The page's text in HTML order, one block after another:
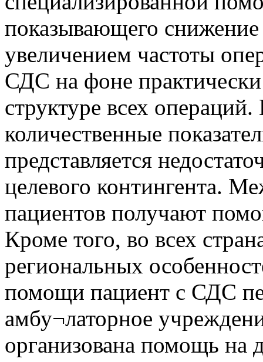
показывающего
увеличением частоты
СДС на фоне
структуре всех
количественные
представляется
целевого контингента.
пациентов получают
Кроме того, во всех
региональных
помощи пациент с СДС
амбу¬латорное
организована помощь на